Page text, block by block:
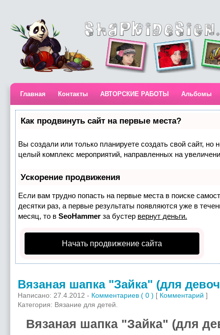
Главная Контакты АВТОРСКИЕ РАБОТЫ Альбомы
Как продвинуть сайт на первые места?
Вы создали или только планируете создать свой сайт, но
целый комплекс мероприятий, направленных на
Ускорение продвижения
Если вам трудно попасть на первые места в поиске
десятки раз, а первые результаты появляются уже в
месяц, то в SeoHammer за бустер вернут деньги.
Начать продвижение сайта
Вязаная шапка "Зайка" (для
Написано: 27.4.2012 - Комментариев ( 0 ) [ Комментарий ]
Категория: Вязание для детей.
Вязаная шапка "Зайка" (для